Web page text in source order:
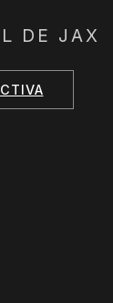
DE JAX